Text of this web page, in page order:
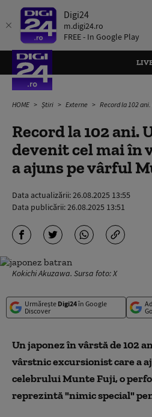
Digi24
m.digi24.ro
FREE - In Google Play
HOME Știri Externe Record la 102 ani. Un japonez
Record la 102 ani.
devenit cel mai în
a ajuns pe vârful
Data actualizării:26.08.2025 13:55
Data publicării:26.08.2025 13:51
Kokichi Akuzawa. Sursa foto: X
Urmărește Digi24în Google
Discover
Un japonez în vârstă de 102
vârstnic excursionist care a
celebrului Munte Fuji, o
reprezintă "nimic special"